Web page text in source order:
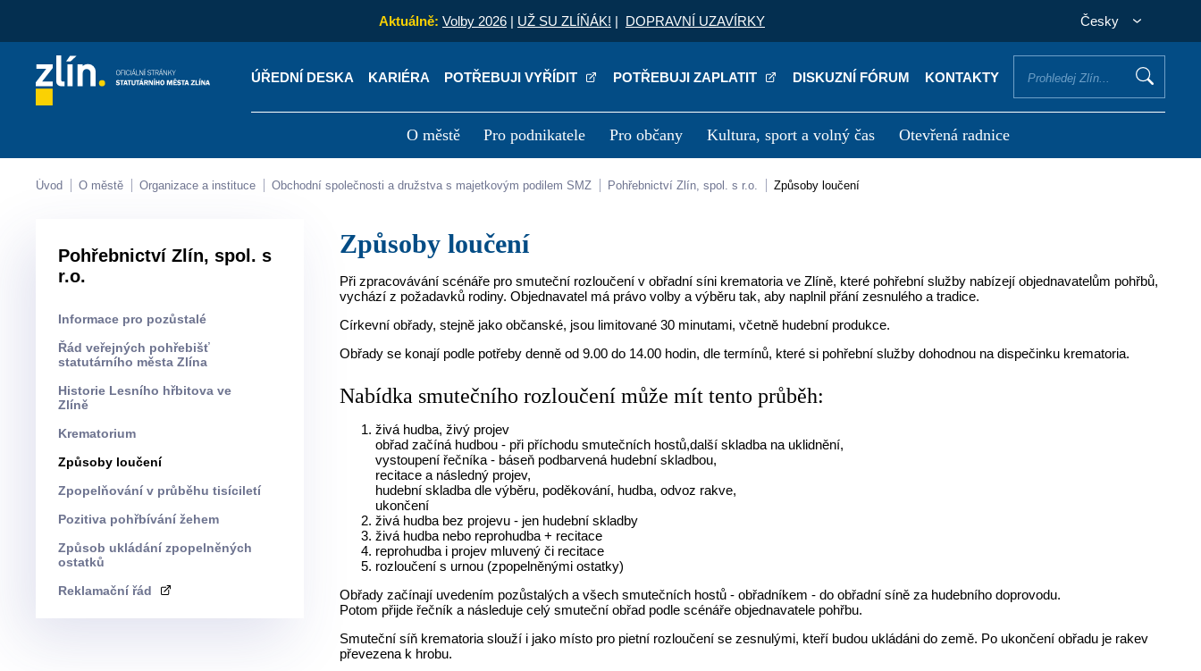
Aktuálně: Volby 2026 | UŽ SU ZLÍŇÁK! | DOPRAVNÍ UZAVÍRKY Česky
ÚŘEDNÍ DESKA KARIÉRA POTŘEBUJI VYŘÍDIT POTŘEBUJI ZAPLATIT DISKUZNÍ FÓRUM KONTAKTY
O městě Pro podnikatele Pro občany Kultura, sport a volný čas Otevřená radnice
Kontakty Úřední deska Kariéra Potřebuji vyřídit
Úvod O městě Organizace a instituce Obchodní společnosti a družstva s majetkovým podilem SMZ Pohřebnictví Zlín, spol. s r.o. Způsoby loučení
Pohřebnictví Zlín, spol. s
r.o.
Informace pro pozůstalé
Řád veřejných pohřebišť
statutárního města Zlína
Historie Lesního hřbitova ve
Zlíně
Krematorium
Způsoby loučení
Zpopelňování v průběhu tisíciletí
Pozitiva pohřbívání žehem
Způsob ukládání zpopelněných
ostatků
Reklamační řád
Způsoby loučení
Při zpracovávání scénáře pro smuteční rozloučení v obřadní síni krematoria ve Zlíně, které pohřební služby nabízejí objednavatelům pohřbů,
vychází z požadavků rodiny. Objednavatel má právo volby a výběru tak, aby naplnil přání zesnulého a tradice.
Církevní obřady, stejně jako občanské, jsou limitované 30 minutami, včetně hudební produkce.
Obřady se konají podle potřeby denně od 9.00 do 14.00 hodin, dle termínů, které si pohřební služby dohodnou na dispečinku krematoria.
Nabídka smutečního rozloučení může mít tento průběh:
živá hudba, živý projev
obřad začíná hudbou - při příchodu smutečních hostů,další skladba na uklidnění,
vystoupení řečníka - báseň podbarvená hudební skladbou,
recitace a následný projev,
hudební skladba dle výběru, poděkování, hudba, odvoz rakve,
ukončení
živá hudba bez projevu - jen hudební skladby
živá hudba nebo reprohudba + recitace
reprohudba i projev mluvený či recitace
rozloučení s urnou (zpopelněnými ostatky)
Obřady začínají uvedením pozůstalých a všech smutečních hostů - obřadníkem - do obřadní síně za hudebního doprovodu.
Potom přijde řečník a následuje celý smuteční obřad podle scénáře objednavatele pohřbu.
Smuteční síň krematoria slouží i jako místo pro pietní rozloučení se zesnulými, kteří budou ukládáni do země. Po ukončení obřadu je rakev
převezena k hrobu.